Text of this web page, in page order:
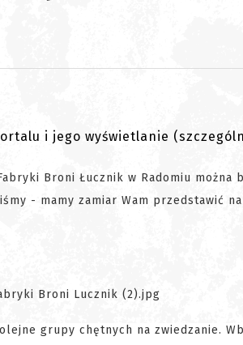
i jego wyświetlanie
Broni Łucznik w Radomiu
- mamy zamiar Wam przedstawić
grupy chętnych na zwiedzanie.